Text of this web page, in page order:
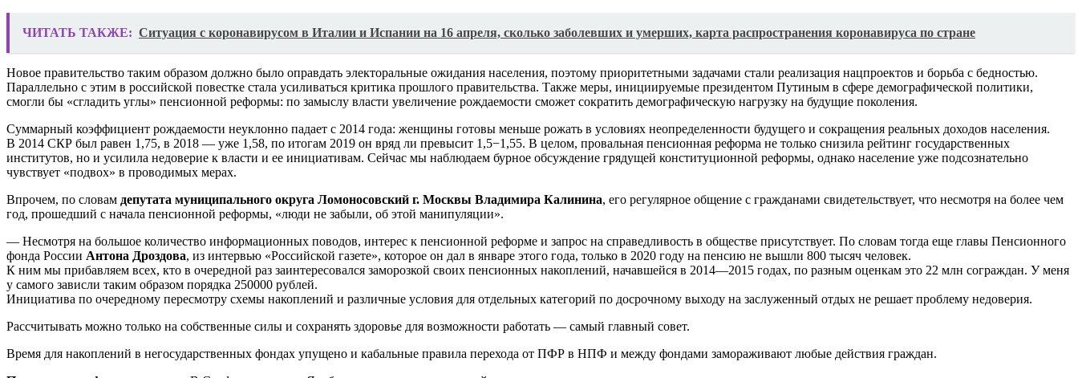
ЧИТАТЬ ТАКЖЕ: Ситуация с коронавирусом в Италии и Испании на 16 апреля, сколько заболевших и умерших, карта распространения коронавируса по стране
Новое правительство таким образом должно было оправдать электоральные ожидания населения, поэтому приоритетными задачами стали реализация нацпроектов и борьба с бедностью.
Параллельно с этим в российской повестке стала усиливаться критика прошлого правительства. Также меры, инициируемые президентом Путиным в сфере демографической политики,
смогли бы «сгладить углы» пенсионной реформы: по замыслу власти увеличение рождаемости сможет сократить демографическую нагрузку на будущие поколения.
Суммарный коэффициент рождаемости неуклонно падает с 2014 года: женщины готовы меньше рожать в условиях неопределенности будущего и сокращения реальных доходов населения.
В 2014 СКР был равен 1,75, в 2018 — уже 1,58, по итогам 2019 он вряд ли превысит 1,5−1,55. В целом, провальная пенсионная реформа не только снизила рейтинг государственных
институтов, но и усилила недоверие к власти и ее инициативам. Сейчас мы наблюдаем бурное обсуждение грядущей конституционной реформы, однако население уже подсознательно
чувствует «подвох» в проводимых мерах.
Впрочем, по словам депутата муниципального округа Ломоносовский г. Москвы Владимира Калинина, его регулярное общение с гражданами свидетельствует, что несмотря на более чем
год, прошедший с начала пенсионной реформы, «люди не забыли, об этой манипуляции».
— Несмотря на большое количество информационных поводов, интерес к пенсионной реформе и запрос на справедливость в обществе присутствует. По словам тогда еще главы Пенсионного
фонда России Антона Дроздова, из интервью «Российской газете», которое он дал в январе этого года, только в 2020 году на пенсию не вышли 800 тысяч человек.
К ним мы прибавляем всех, кто в очередной раз заинтересовался заморозкой своих пенсионных накоплений, начавшейся в 2014—2015 годах, по разным оценкам это 22 млн сограждан. У меня
у самого зависли таким образом порядка 250000 рублей.
Инициатива по очередному пересмотру схемы накоплений и различные условия для отдельных категорий по досрочному выходу на заслуженный отдых не решает проблему недоверия.
Рассчитывать можно только на собственные силы и сохранять здоровье для возможности работать — самый главный совет.
Время для накоплений в негосударственных фондах упущено и кабальные правила перехода от ПФР в НПФ и между фондами замораживают любые действия граждан.